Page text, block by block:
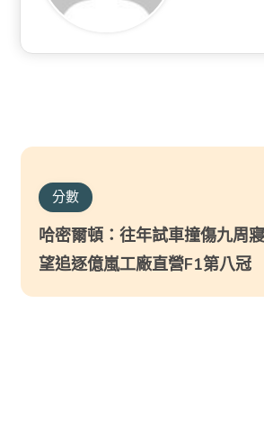
分數
哈密爾頓：往年試車撞傷九周
望追逐億嵐工廠直營F1第八冠